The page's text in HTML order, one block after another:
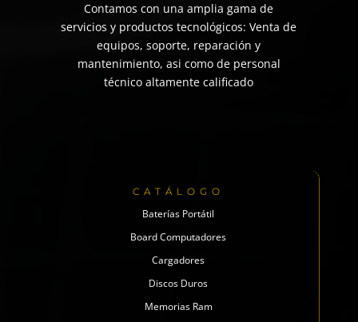
Contamos con una amplia gama de
servicios y productos tecnológicos: Venta de
equipos, soporte, reparación y
mantenimiento, asi como de personal
técnico altamente calificado
CATÁLOGO
Baterías Portátil
Board Computadores
Cargadores
Discos Duros
Memorias Ram